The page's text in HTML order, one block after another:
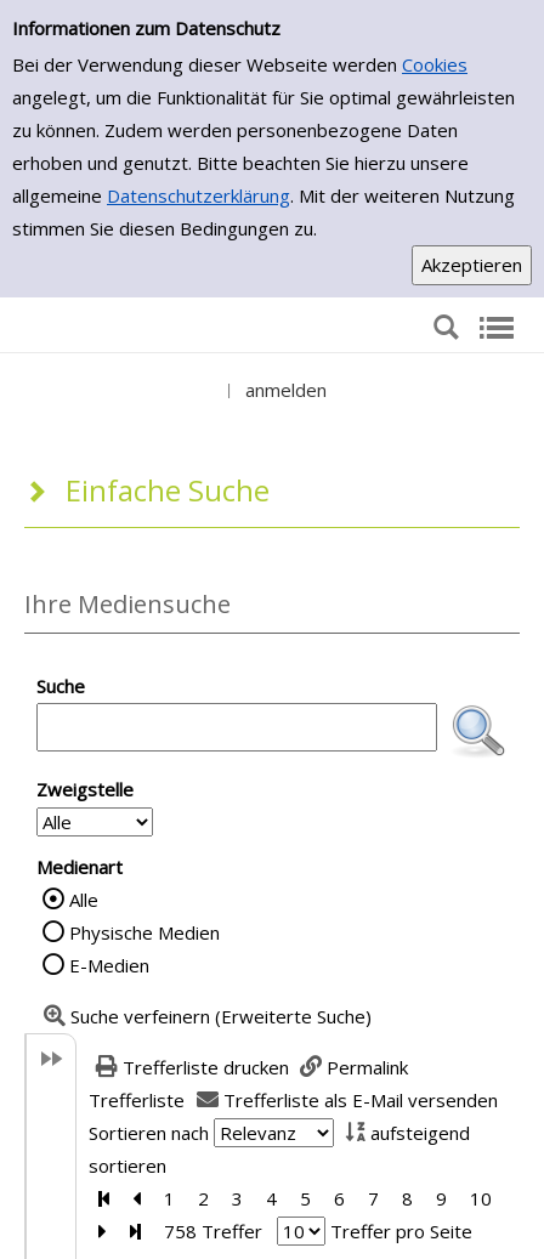
Einfache Suche
Informationen zum Datenschutz
Bei der Verwendung dieser Webseite werden Cookies
angelegt, um die Funktionalität für Sie optimal gewährleisten
zu können. Zudem werden personenbezogene Daten
erhoben und genutzt. Bitte beachten Sie hierzu unsere
allgemeine Datenschutzerklärung. Mit der weiteren Nutzung
stimmen Sie diesen Bedingungen zu.
Zur Trefferliste springen
anmelden
Einfache Suche
Ihre Mediensuche
Suche
Zweigstelle
Medienart
Wählen Sie die Medienart nach der Sie
Alle
Physische Medien
E-Medien
Suche verfeinern (Erweiterte Suche)
Trefferliste drucken
Permalink
Trefferliste
Trefferliste als E-Mail versenden
Sortieren nach
aufsteigend
sortieren
Zur ersten Seite blättern
Zur vorherigen Seite blättern
1 2 3 4 5 6 7 8 9
10
Zur nächsten Seite blättern
Zur letzten Seite blättern
758 Treffer Treffer pro Seite